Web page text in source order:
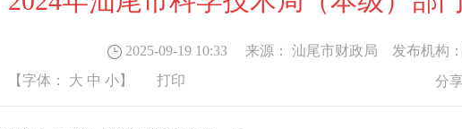
2025-09-19 10:33来源： 汕尾市财政局 发布机构：
【字体： 大 中 小】 打印 分